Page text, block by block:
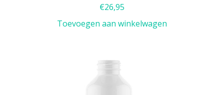
€26,95
Toevoegen aan winkelwagen